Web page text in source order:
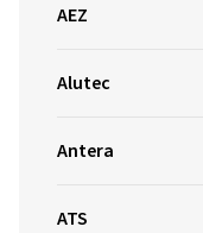
AEZ
Alutec
Antera
ATS